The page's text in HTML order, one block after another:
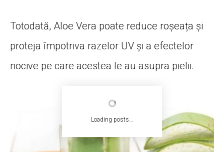
Loading posts...
Totodată, Aloe Vera poate reduce roșeața și
proteja împotriva razelor UV și a efectelor
nocive pe care acestea le au asupra pielii.